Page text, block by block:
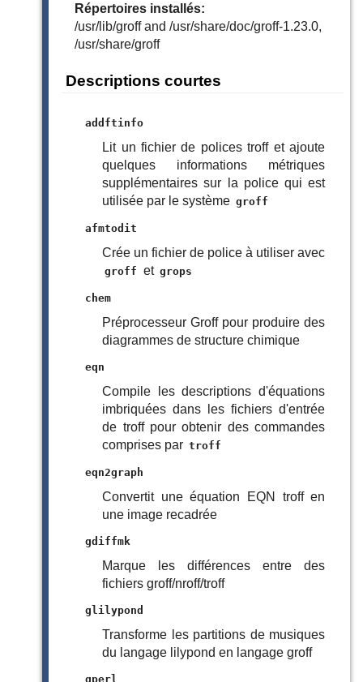
Répertoires installés:
/usr/lib/groff and /usr/share/doc/groff-1.23.0,
/usr/share/groff
Descriptions courtes
addftinfo
Lit un fichier de polices troff et ajoute
quelques informations métriques
supplémentaires sur la police qui est
utilisée par le système groff
afmtodit
Crée un fichier de police à utiliser avec
groff et grops
chem
Préprocesseur Groff pour produire des
diagrammes de structure chimique
eqn
Compile les descriptions d'équations
imbriquées dans les fichiers d'entrée
de troff pour obtenir des commandes
comprises par troff
eqn2graph
Convertit une équation EQN troff en
une image recadrée
gdiffmk
Marque les différences entre des
fichiers groff/nroff/troff
glilypond
Transforme les partitions de musiques
du langage lilypond en langage groff
gperl